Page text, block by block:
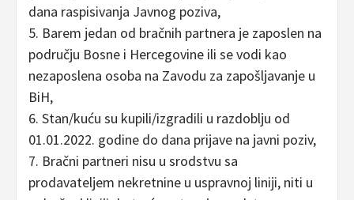
dana raspisivanja Javnog poziva,
5. Barem jedan od bračnih partnera je zaposlen na
području Bosne i Hercegovine ili se vodi kao
nezaposlena osoba na Zavodu za zapošljavanje u
BiH,
6. Stan/kuću su kupili/izgradili u razdoblju od
01.01.2022. godine do dana prijave na javni poziv,
7. Bračni partneri nisu u srodstvu sa
prodavateljem nekretnine u uspravnoj liniji, niti u